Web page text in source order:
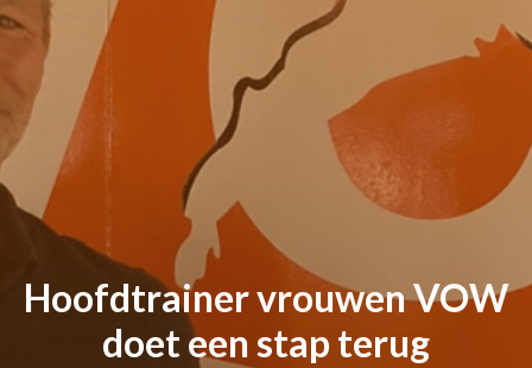
Hoofdtrainer vrouwen VOW
doet een stap terug